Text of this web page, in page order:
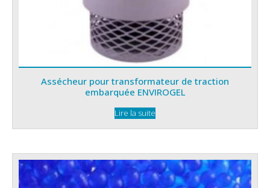
Assécheur pour transformateur de traction
embarquée ENVIROGEL
Lire la suite